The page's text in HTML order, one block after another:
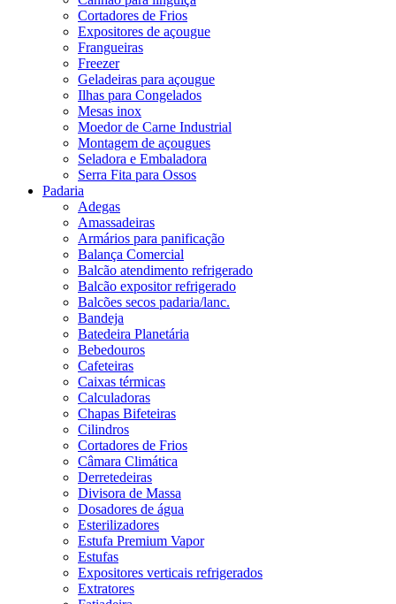
Cortadores de Frios
Expositores de açougue
Frangueiras
Freezer
Geladeiras para açougue
Ilhas para Congelados
Mesas inox
Moedor de Carne Industrial
Montagem de açougues
Seladora e Embaladora
Serra Fita para Ossos
Padaria
Adegas
Amassadeiras
Armários para panificação
Balança Comercial
Balcão atendimento refrigerado
Balcão expositor refrigerado
Balcões secos padaria/lanc.
Bandeja
Batedeira Planetária
Bebedouros
Cafeteiras
Caixas térmicas
Calculadoras
Chapas Bifeteiras
Cilindros
Cortadores de Frios
Câmara Climática
Derretedeiras
Divisora de Massa
Dosadores de água
Esterilizadores
Estufa Premium Vapor
Estufas
Expositores verticais refrigerados
Extratores